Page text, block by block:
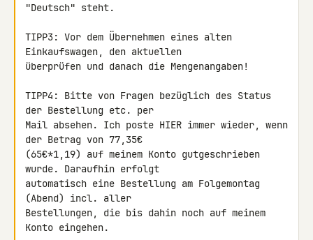
"Deutsch" steht.
TIPP3: Vor dem Übernehmen eines alten
Einkaufswagen, den aktuellen
überprüfen und danach die Mengenangaben!
TIPP4: Bitte von Fragen bezüglich des Status
der Bestellung etc. per
Mail absehen. Ich poste HIER immer wieder, wenn
der Betrag von 77,35€
(65€*1,19) auf meinem Konto gutgeschrieben
wurde. Daraufhin erfolgt
automatisch eine Bestellung am Folgemontag
(Abend) incl. aller
Bestellungen, die bis dahin noch auf meinem
Konto eingehen.